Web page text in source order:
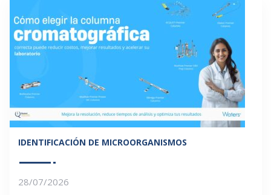
IDENTIFICACIÓN DE MICROORGANISMOS
28/07/2026